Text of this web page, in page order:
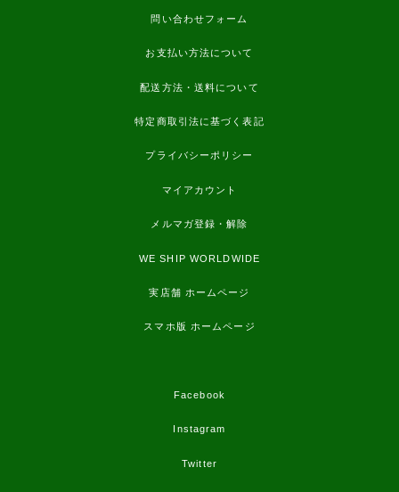
問い合わせフォーム
お支払い方法について
配送方法・送料について
特定商取引法に基づく表記
プライバシーポリシー
マイアカウント
メルマガ登録・解除
WE SHIP WORLDWIDE
実店舗 ホームページ
スマホ版 ホームページ
Facebook
Instagram
Twitter